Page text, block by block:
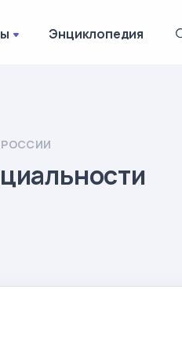
Энциклопедия